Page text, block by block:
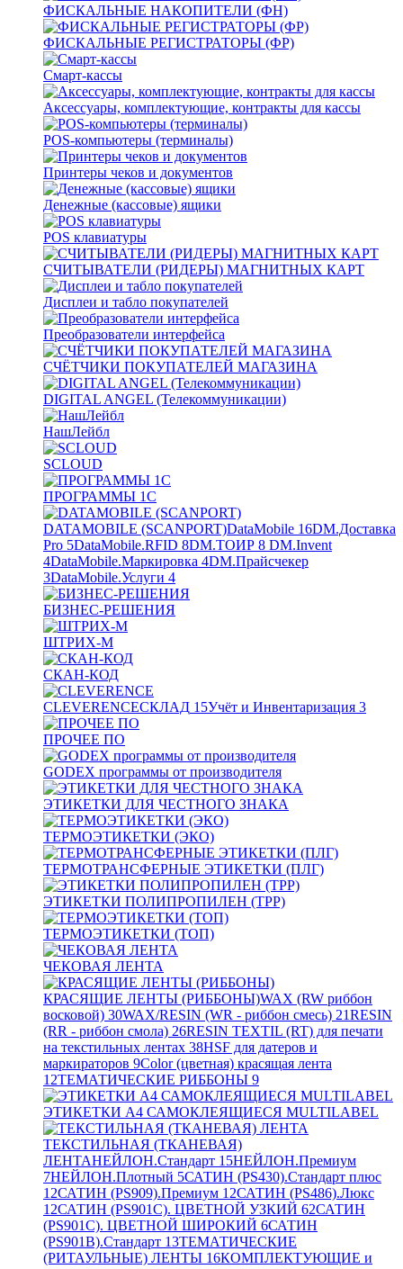
ФИСКАЛЬНЫЕ НАКОПИТЕЛИ (ФН)
ФИСКАЛЬНЫЕ РЕГИСТРАТОРЫ (ФР)
Смарт-кассы
Аксессуары, комплектующие, контракты для кассы
POS-компьютеры (терминалы)
Принтеры чеков и документов
Денежные (кассовые) ящики
POS клавиатуры
СЧИТЫВАТЕЛИ (РИДЕРЫ) МАГНИТНЫХ КАРТ
Дисплеи и табло покупателей
Преобразователи интерфейса
СЧЁТЧИКИ ПОКУПАТЕЛЕЙ МАГАЗИНА
DIGITAL ANGEL (Телекоммуникации)
НашЛейбл
SCLOUD
ПРОГРАММЫ 1С
DATAMOBILE (SCANPORT)DataMobile 16DM.Доставка
Pro 5DataMobile.RFID 8DM.ТОИР 8 DM.Invent
4DataMobile.Маркировка 4DM.Прайсчекер
3DataMobile.Услуги 4
БИЗНЕС-РЕШЕНИЯ
ШТРИХ-М
СКАН-КОД
CLEVERENCEСКЛАД 15Учёт и Инвентаризация 3
ПРОЧЕЕ ПО
GODEX программы от производителя
ЭТИКЕТКИ ДЛЯ ЧЕСТНОГО ЗНАКА
ТЕРМОЭТИКЕТКИ (ЭКО)
ТЕРМОТРАНСФЕРНЫЕ ЭТИКЕТКИ (ПЛГ)
ЭТИКЕТКИ ПОЛИПРОПИЛЕН (TPP)
ТЕРМОЭТИКЕТКИ (ТОП)
ЧЕКОВАЯ ЛЕНТА
КРАСЯЩИЕ ЛЕНТЫ (РИББОНЫ)WAX (RW риббон
восковой) 30WAX/RESIN (WR - риббон смесь) 21RESIN
(RR - риббон смола) 26RESIN TEXTIL (RT) для печати
на текстильных лентах 38HSF для датеров и
маркираторов 9Color (цветная) красящая лента
12ТЕМАТИЧЕСКИЕ РИББОНЫ 9
ЭТИКЕТКИ А4 САМОКЛЕЯЩИЕСЯ MULTILABEL
ТЕКСТИЛЬНАЯ (ТКАНЕВАЯ)
ЛЕНТАНЕЙЛОН.Стандарт 15НЕЙЛОН.Премиум
7НЕЙЛОН.Плотный 5САТИН (PS430).Стандарт плюс
12САТИН (PS909).Премиум 12САТИН (PS486).Люкс
12САТИН (PS901C). ЦВЕТНОЙ УЗКИЙ 62САТИН
(PS901C). ЦВЕТНОЙ ШИРОКИЙ 6САТИН
(PS901B).Стандарт 13ТЕМАТИЧЕСКИЕ
(РИТАУЛЬНЫЕ) ЛЕНТЫ 16КОМПЛЕКТУЮЩИЕ и